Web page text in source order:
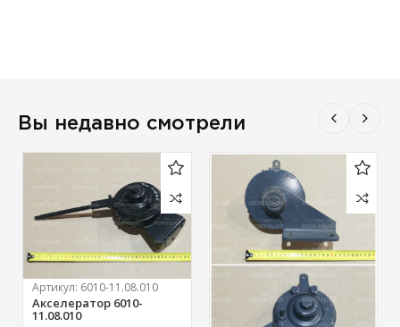
Вы недавно смотрели
Артикул: 6010-11.08.010
Акселератор 6010-
11.08.010